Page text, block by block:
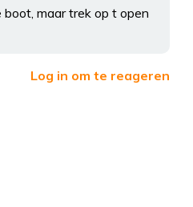
maar trek op t open
Log in om te reageren